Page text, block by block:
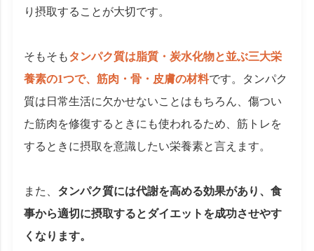
り摂取することが大切です。
そもそもタンパク質は脂質・炭水化物と並ぶ三大栄
養素の1つで、筋肉・骨・皮膚の材料です。タンパク
質は日常生活に欠かせないことはもちろん、傷つい
た筋肉を修復するときにも使われるため、筋トレを
するときに摂取を意識したい栄養素と言えます。
また、 タンパク質には代謝を高める効果があり、食
事から適切に摂取するとダイエットを成功させやす
くなります。